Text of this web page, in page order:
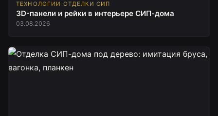
ТЕХНОЛОГИИ ОТДЕЛКИ СИП
3D-панели и рейки в интерьере СИП-дома
03.08.2026